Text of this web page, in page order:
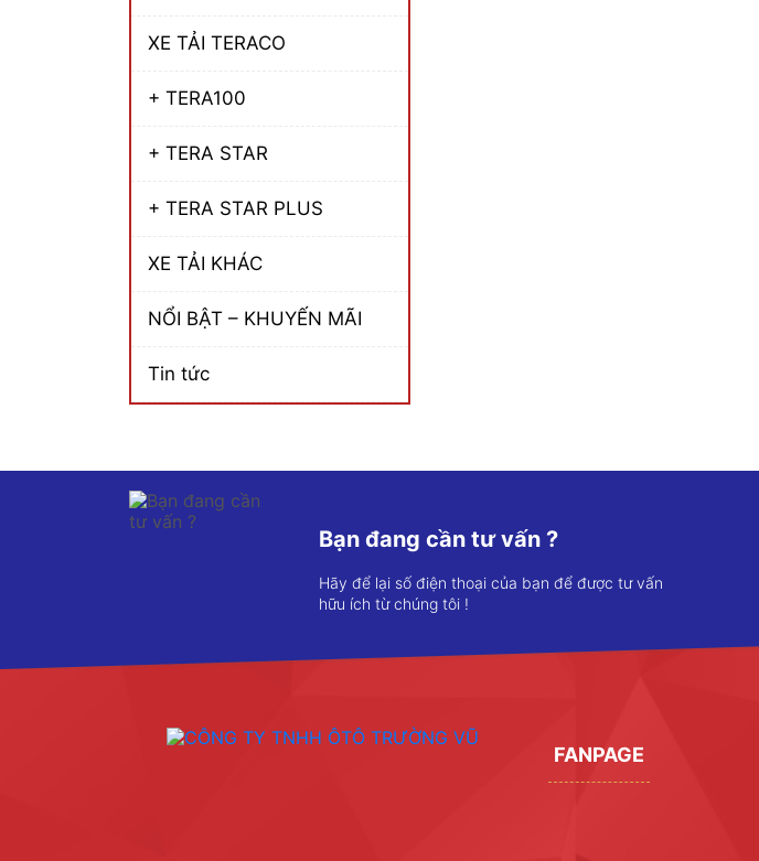
XE TẢI TERACO
+ TERA100
+ TERA STAR
+ TERA STAR PLUS
XE TẢI KHÁC
NỔI BẬT – KHUYẾN MÃI
Tin tức
Bạn đang cần tư vấn ?
Hãy để lại số điện thoại của bạn để được tư vấn
hữu ích từ chúng tôi !
FANPAGE